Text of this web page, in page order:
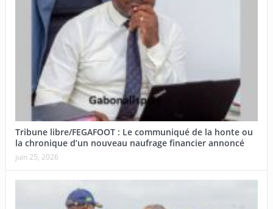
Tribune libre/FEGAFOOT : Le communiqué de la honte ou
la chronique d’un nouveau naufrage financier annoncé
juin 25, 2026